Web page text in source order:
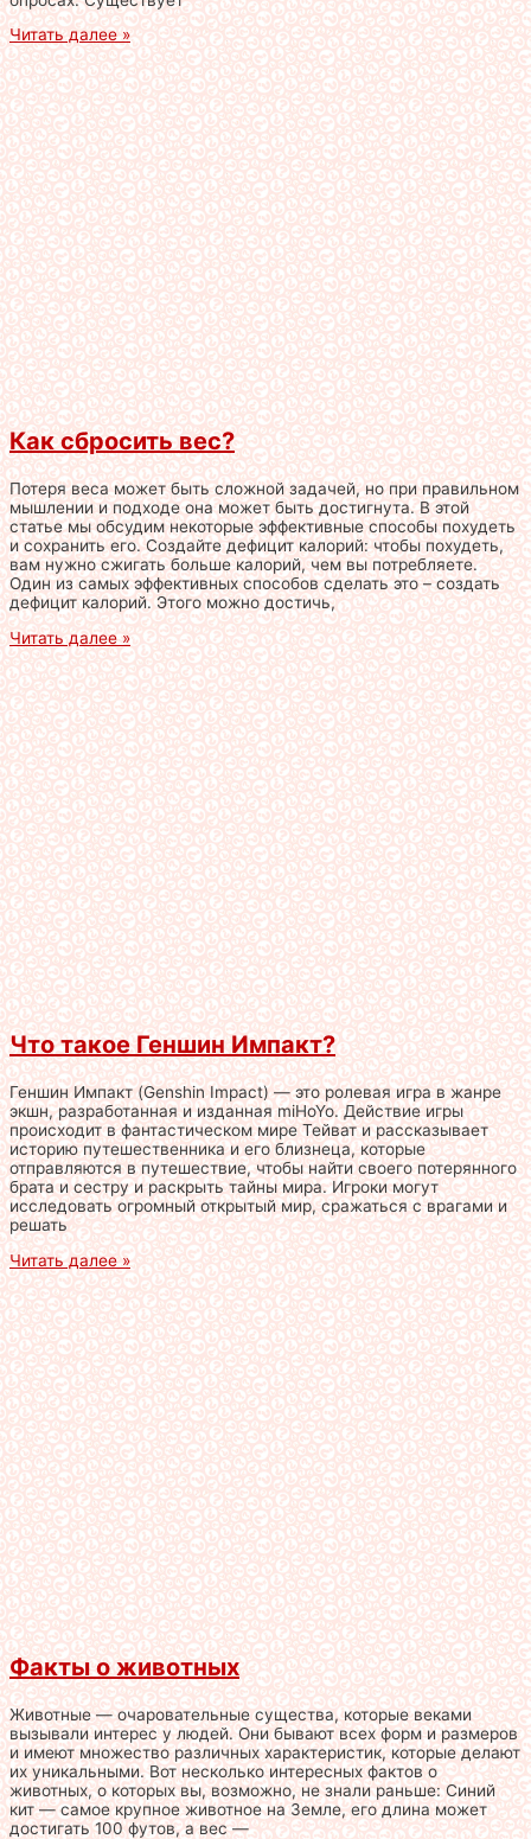
Читать далее »
Как сбросить вес?
Потеря веса может быть сложной задачей, но при правильном
мышлении и подходе она может быть достигнута. В этой
статье мы обсудим некоторые эффективные способы похудеть
и сохранить его. Создайте дефицит калорий: чтобы похудеть,
вам нужно сжигать больше калорий, чем вы потребляете.
Один из самых эффективных способов сделать это – создать
дефицит калорий. Этого можно достичь,
Читать далее »
Что такое Геншин Импакт?
Геншин Импакт (Genshin Impact) — это ролевая игра в жанре
экшн, разработанная и изданная miHoYo. Действие игры
происходит в фантастическом мире Тейват и рассказывает
историю путешественника и его близнеца, которые
отправляются в путешествие, чтобы найти своего потерянного
брата и сестру и раскрыть тайны мира. Игроки могут
исследовать огромный открытый мир, сражаться с врагами и
решать
Читать далее »
Факты о животных
Животные — очаровательные существа, которые веками
вызывали интерес у людей. Они бывают всех форм и размеров
и имеют множество различных характеристик, которые делают
их уникальными. Вот несколько интересных фактов о
животных, о которых вы, возможно, не знали раньше: Синий
кит — самое крупное животное на Земле, его длина может
достигать 100 футов, а вес —